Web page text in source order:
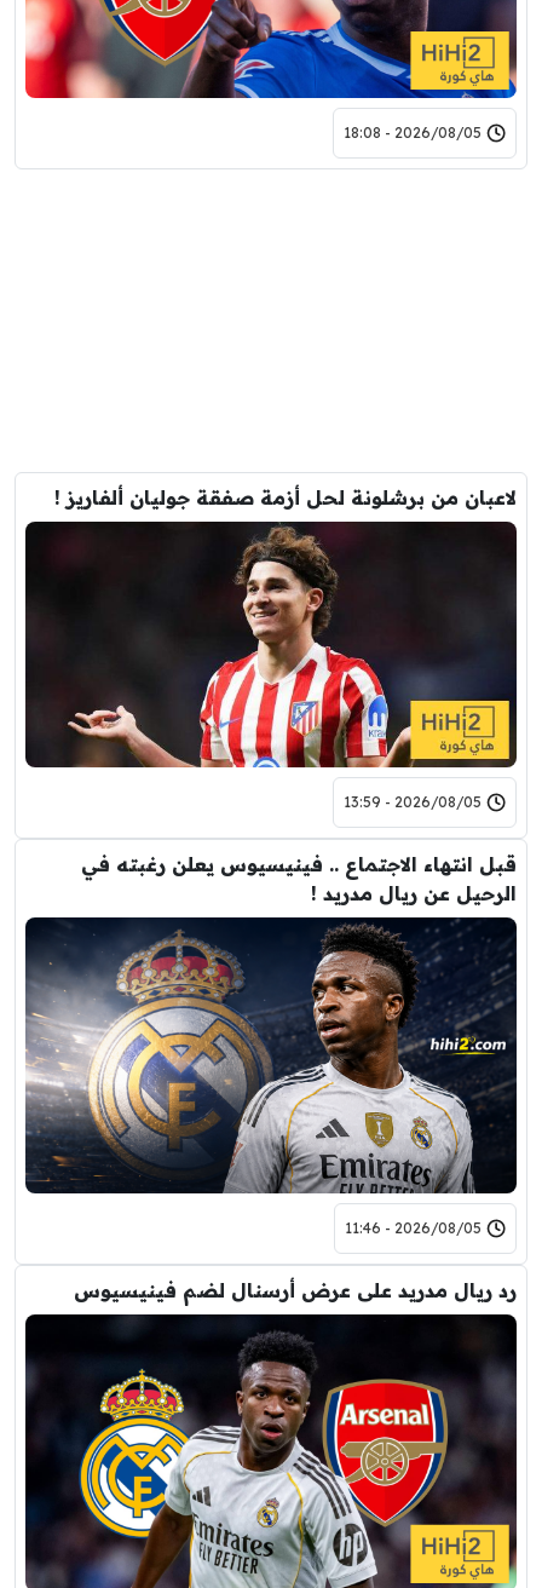
2026/08/05 - 18:08
لاعبان من برشلونة لحل أزمة صفقة جوليان ألفاريز !
2026/08/05 - 13:59
قبل انتهاء الاجتماع .. فينيسيوس يعلن رغبته في
الرحيل عن ريال مدريد !
2026/08/05 - 11:46
رد ريال مدريد على عرض أرسنال لضم فينيسيوس